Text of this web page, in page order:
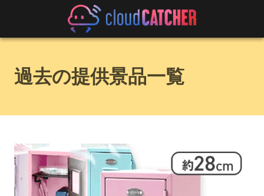
過去の提供景品一覧